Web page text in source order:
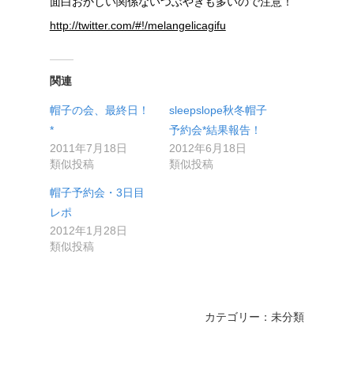
http://twitter.com/#!/melangelicagifu
関連
帽子の会、最終日！
*
2011年7月18日
類似投稿
sleepslope秋冬帽子
予約会*結果報告！
2012年6月18日
類似投稿
帽子予約会・3日目
レポ
2012年1月28日
類似投稿
カテゴリー：未分類